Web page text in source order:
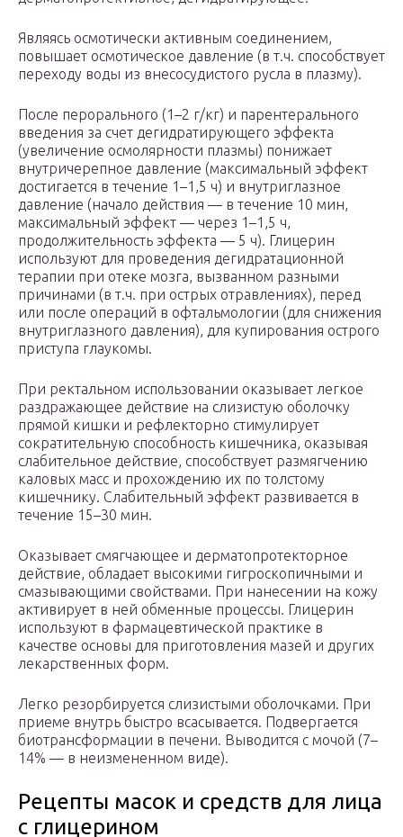
Являясь осмотически активным соединением,
повышает осмотическое давление (в т.ч. способствует
переходу воды из внесосудистого русла в плазму).
После перорального (1–2 г/кг) и парентерального
введения за счет дегидратирующего эффекта
(увеличение осмолярности плазмы) понижает
внутричерепное давление (максимальный эффект
достигается в течение 1–1,5 ч) и внутриглазное
давление (начало действия — в течение 10 мин,
максимальный эффект — через 1–1,5 ч,
продолжительность эффекта — 5 ч). Глицерин
используют для проведения дегидратационной
терапии при отеке мозга, вызванном разными
причинами (в т.ч. при острых отравлениях), перед
или после операций в офтальмологии (для снижения
внутриглазного давления), для купирования острого
приступа глаукомы.
При ректальном использовании оказывает легкое
раздражающее действие на слизистую оболочку
прямой кишки и рефлекторно стимулирует
сократительную способность кишечника, оказывая
слабительное действие, способствует размягчению
каловых масс и прохождению их по толстому
кишечнику. Слабительный эффект развивается в
течение 15–30 мин.
Оказывает смягчающее и дерматопротекторное
действие, обладает высокими гигроскопичными и
смазывающими свойствами. При нанесении на кожу
активирует в ней обменные процессы. Глицерин
используют в фармацевтической практике в
качестве основы для приготовления мазей и других
лекарственных форм.
Легко резорбируется слизистыми оболочками. При
приеме внутрь быстро всасывается. Подвергается
биотрансформации в печени. Выводится с мочой (7–
14% — в неизмененном виде).
Рецепты масок и средств для лица
с глицерином